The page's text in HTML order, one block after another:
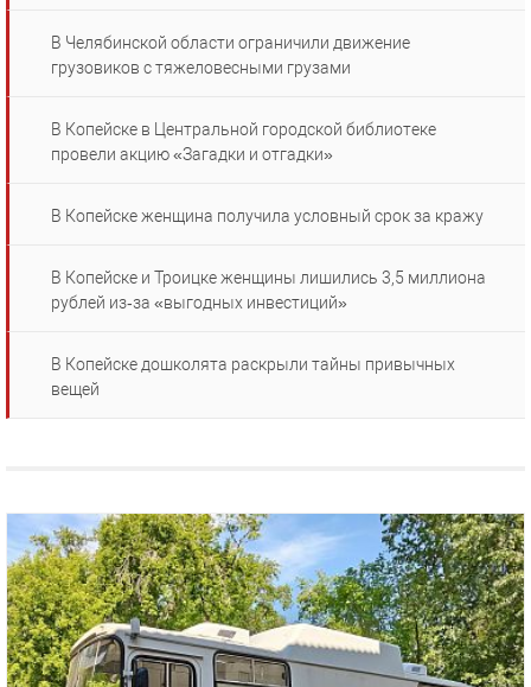
В Челябинской области ограничили движение
грузовиков с тяжеловесными грузами
В Копейске в Центральной городской библиотеке
провели акцию «Загадки и отгадки»
В Копейске женщина получила условный срок за кражу
В Копейске и Троицке женщины лишились 3,5 миллиона
рублей из‑за «выгодных инвестиций»
В Копейске дошколята раскрыли тайны привычных
вещей